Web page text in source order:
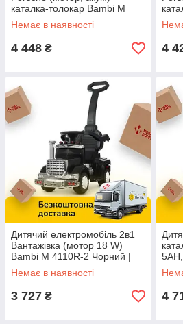
каталка-толокар Bambi M
3592L-6 Жовтий
Немає в наявності
4 448 ₴ 4
Дитячий електромобіль 2в1
Вантажівка (мотор 18 W)
Bambi M 4110R-2 Чорний |
Каталка толокар з
батьківською ручкою
Немає в наявності
3 727 ₴ 4